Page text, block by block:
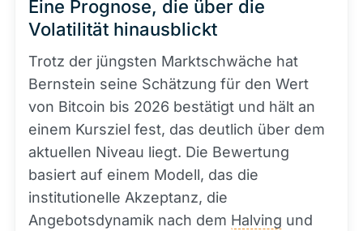
Eine Prognose, die über die
Volatilität hinausblickt
Trotz der jüngsten Marktschwäche hat
Bernstein seine Schätzung für den Wert
von Bitcoin bis 2026 bestätigt und hält an
einem Kursziel fest, das deutlich über dem
aktuellen Niveau liegt. Die Bewertung
basiert auf einem Modell, das die
institutionelle Akzeptanz, die
Angebotsdynamik nach dem Halving und